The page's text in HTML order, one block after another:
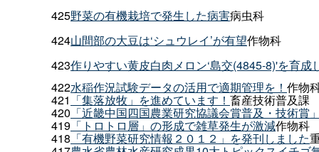
425野菜の有機栽培で発生した病害病虫科
424山間部の大豆は‘シュウレイ’が有望作物科
423作りやすい黄皮白肉メロン‘島交(4845-8)'を育成
422水稲作況試験データの活用で適期管理を！ 作物
421 「集落放牧」を進めています！ 畜産技術普及課
420 「近畿中国四国農業研究協議会賞普及・技術賞
419 「トロトロ層」の形成で雑草発生が激減作物科
418 「有機野菜研究情報２０１２」を発刊しました